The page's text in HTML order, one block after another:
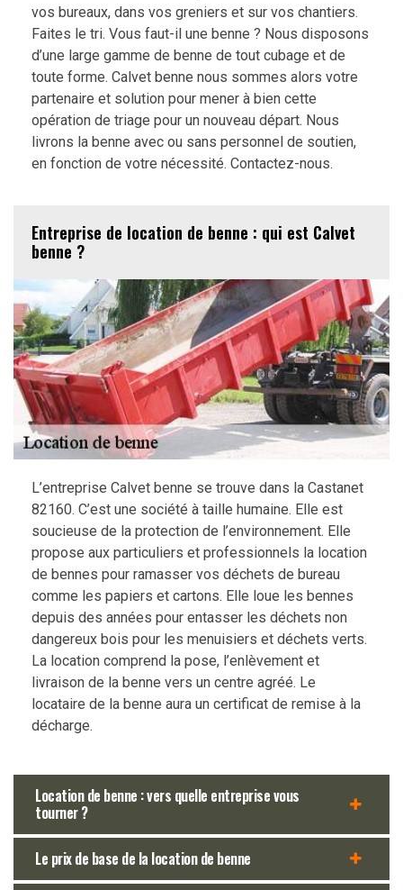
vos bureaux, dans vos greniers et sur vos chantiers.
Faites le tri. Vous faut-il une benne ? Nous disposons
d’une large gamme de benne de tout cubage et de
toute forme. Calvet benne nous sommes alors votre
partenaire et solution pour mener à bien cette
opération de triage pour un nouveau départ. Nous
livrons la benne avec ou sans personnel de soutien,
en fonction de votre nécessité. Contactez-nous.
Entreprise de location de benne : qui est Calvet
benne ?
L’entreprise Calvet benne se trouve dans la Castanet
82160. C’est une société à taille humaine. Elle est
soucieuse de la protection de l’environnement. Elle
propose aux particuliers et professionnels la location
de bennes pour ramasser vos déchets de bureau
comme les papiers et cartons. Elle loue les bennes
depuis des années pour entasser les déchets non
dangereux bois pour les menuisiers et déchets verts.
La location comprend la pose, l’enlèvement et
livraison de la benne vers un centre agréé. Le
locataire de la benne aura un certificat de remise à la
décharge.
Location de benne : vers quelle entreprise vous
tourner ?
Le prix de base de la location de benne